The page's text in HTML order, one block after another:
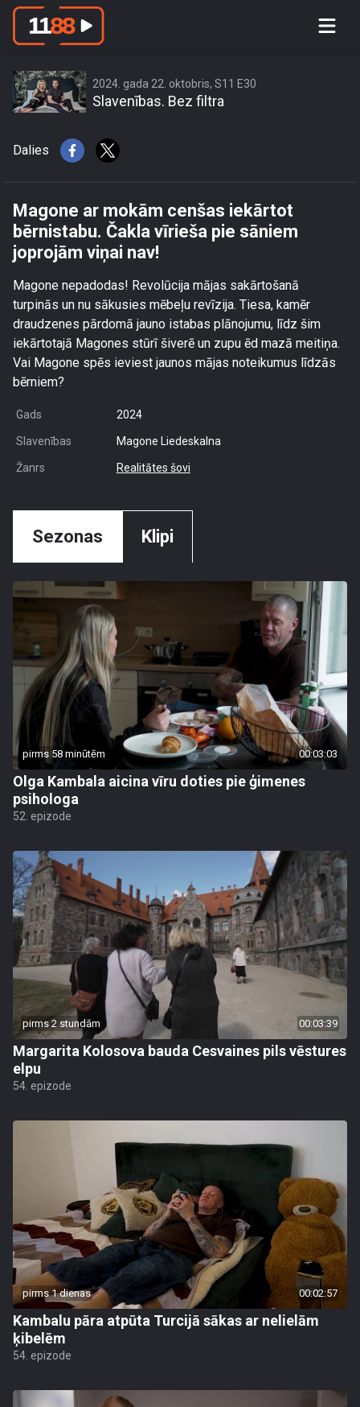
Magone ar mokām cenšas iekārtot
2024. gada 22. oktobris, S11 E30
Slavenības. Bez filtra
Dalies
Magone ar mokām cenšas iekārtot
bērnistabu. Čakla vīrieša pie sāniem
joprojām viņai nav!
Magone nepadodas! Revolūcija mājas sakārtošanā
turpinās un nu sākusies mēbeļu revīzija. Tiesa, kamēr
draudzenes pārdomā jauno istabas plānojumu, līdz šim
iekārtotajā Magones stūrī šiverē un zupu ēd mazā meitiņa.
Vai Magone spēs ieviest jaunos mājas noteikumus līdzās
bērniem?
Gads 2024
Slavenības Magone Liedeskalna
Žanrs Realitātes šovi
Sezonas Klipi
pirms 58 minūtēm 00:03:03
Olga Kambala aicina vīru doties pie ģimenes
psihologa
52. epizode
pirms 2 stundām 00:03:39
Margarita Kolosova bauda Cesvaines pils vēstures
elpu
54. epizode
pirms 1 dienas 00:02:57
Kambalu pāra atpūta Turcijā sākas ar nelielām
ķibelēm
54. epizode